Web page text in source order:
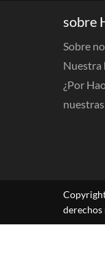
sobre
Sobre
Nuestra
¿Por
derechos